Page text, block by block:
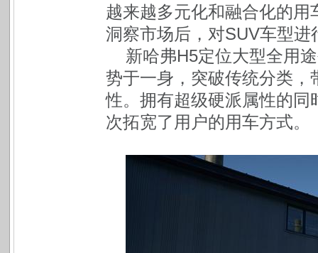
越来越多元化和融合化的
洞察市场后，对SUV车型
新哈弗H5定位大型全用
势于一身，突破传统分类，
性。拥有超级硬派属性的
次拓宽了用户的用车方式。